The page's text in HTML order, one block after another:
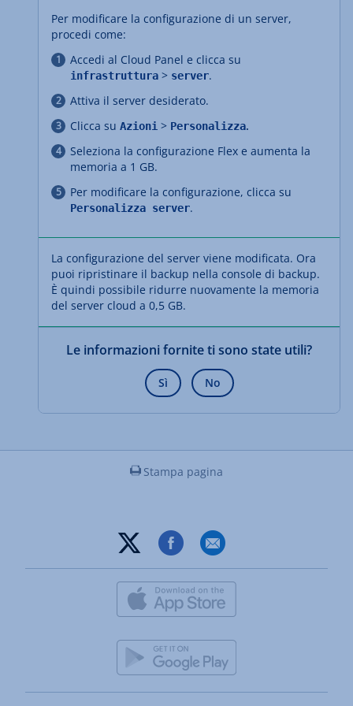
Per modificare la configurazione di un server,
procedi come:
Accedi al Cloud Panel e clicca su
infrastruttura > server.
Attiva il server desiderato.
Clicca su Azioni > Personalizza.
Seleziona la configurazione Flex e aumenta la
memoria a 1 GB.
Per modificare la configurazione, clicca su
Personalizza server.
La configurazione del server viene modificata. Ora
puoi ripristinare il backup nella console di backup.
È quindi possibile ridurre nuovamente la memoria
del server cloud a 0,5 GB.
Le informazioni fornite ti sono state utili?
Sì No
Stampa pagina